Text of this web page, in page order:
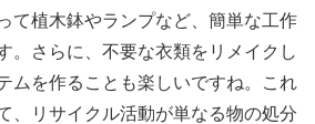
て植木鉢やランプなど、簡単な工作
。さらに、不要な衣類をリメイクし
ムを作ることも楽しいですね。これ
、リサイクル活動が単なる物の処分